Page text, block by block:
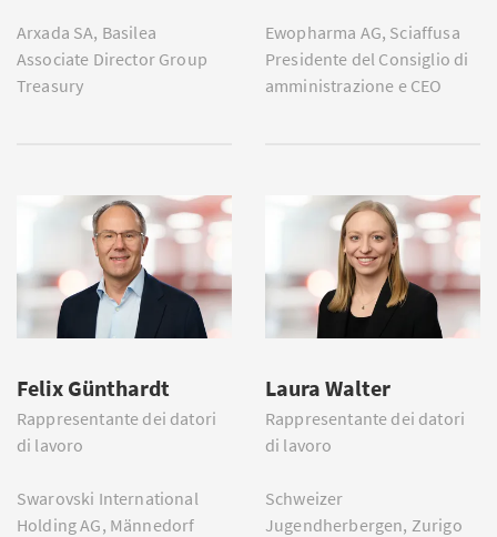
Arxada SA, Basilea
Associate Director Group
Treasury
Ewopharma AG, Sciaffusa
Presidente del Consiglio di
amministrazione e CEO
Felix Günthardt
Rappresentante dei datori
di lavoro
Swarovski International
Holding AG, Männedorf
Laura Walter
Rappresentante dei datori
di lavoro
Schweizer
Jugendherbergen, Zurigo